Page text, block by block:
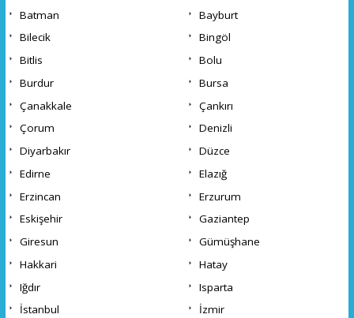
Batman
Bayburt
Bilecik
Bingöl
Bitlis
Bolu
Burdur
Bursa
Çanakkale
Çankırı
Çorum
Denizli
Diyarbakır
Düzce
Edirne
Elazığ
Erzincan
Erzurum
Eskişehir
Gaziantep
Giresun
Gümüşhane
Hakkari
Hatay
Iğdır
Isparta
İstanbul
İzmir